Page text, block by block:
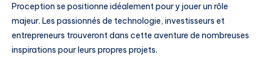
Proception se positionne idéalement pour y jouer un rôle
majeur. Les passionnés de technologie, investisseurs et
entrepreneurs trouveront dans cette aventure de nombreuses
inspirations pour leurs propres projets.